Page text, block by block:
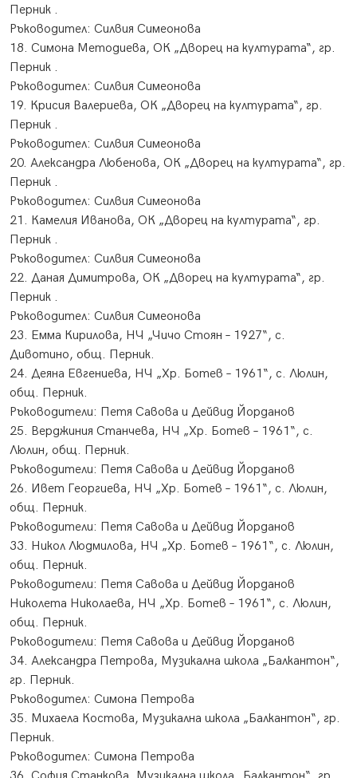
Перник .
​Ръководител: Силвия Симеонова
18. Симона Методиева, ОК „Дворец на културата“, гр.
Перник .
​Ръководител: Силвия Симеонова
19. Крисия Валериева, ОК „Дворец на културата“, гр.
Перник .
​Ръководител: Силвия Симеонова
20. Александра Любенова, ОК „Дворец на културата“, гр.
Перник .
​Ръководител: Силвия Симеонова
21. Камелия Иванова, ОК „Дворец на културата“, гр.
Перник .
​Ръководител: Силвия Симеонова
22. Даная Димитрова, ОК „Дворец на културата“, гр.
Перник .
​Ръководител: Силвия Симеонова
23. Емма Кирилова, НЧ „Чичо Стоян – 1927“, с.
Дивотино, общ. Перник.
24. Деяна Евгениева, НЧ „Хр. Ботев – 1961“, с. Люлин,
общ. Перник.
Ръководители: Петя Савова и Дейвид Йорданов
25. Верджиния Станчева, НЧ „Хр. Ботев – 1961“, с.
Люлин, общ. Перник.
Ръководители: Петя Савова и Дейвид Йорданов
26. Ивет Георгиева, НЧ „Хр. Ботев – 1961“, с. Люлин,
общ. Перник.
Ръководители: Петя Савова и Дейвид Йорданов
33. Никол Людмилова, НЧ „Хр. Ботев – 1961“, с. Люлин,
общ. Перник.
Ръководители: Петя Савова и Дейвид Йорданов
Николета Николаева, НЧ „Хр. Ботев – 1961“, с. Люлин,
общ. Перник.
Ръководители: Петя Савова и Дейвид Йорданов
34. Александра Петрова, Музикална школа „Балкантон“,
гр. Перник.
Ръководител: Симона Петрова
35. Михаела Костова, Музикална школа „Балкантон“, гр.
Перник.
Ръководител: Симона Петрова